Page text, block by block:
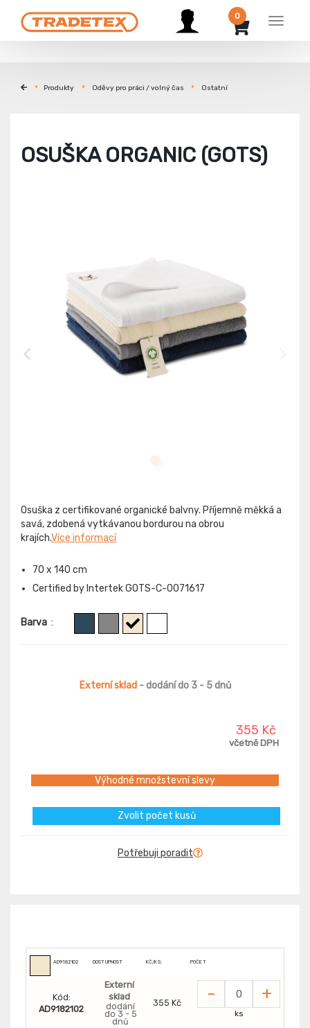
Menu
0
Produkty Oděvy pro práci / volný čas Ostatní
OSUŠKA ORGANIC (GOTS)
Osuška z certifikované organické balvny. Příjemně měkká a
savá, zdobená vytkávanou bordurou na obrou
krajích.Více informací
70 x 140 cm
Certified by Intertek GOTS-C-0071617
Barva :
Externí sklad - dodání do 3 - 5 dnů
355 Kč
včetně DPH
Výhodné množstevní slevy
Zvolit počet kusů
Potřebuji poradit
AD9182102 DOSTUPNOST KČ/KS: POČET
Kód:
AD9182102
Externí
sklad
dodání
do 3 - 5
dnů
355 Kč - +
ks